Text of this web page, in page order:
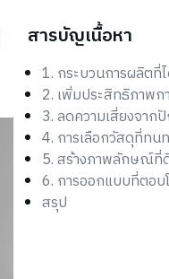
สารบัญเนื้อหา
1. กระบวนการผลิตที่
2. เพิ่มประสิทธิภาพก
3. ลดความเสี่ยงจา
4. การเลือกวัสดุที่ทน
5. สร้างภาพลักษณ์ที่
6. การออกแบบที่ตอบ
สรุป